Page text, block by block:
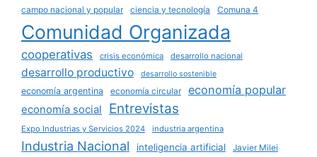
campo nacional y popular
ciencia y tecnología Comuna 4
Comunidad Organizada
cooperativas crisis económica desarrollo nacional
desarrollo productivo desarrollo sostenible
economía argentina economía circular economía popular
economía social Entrevistas
Expo Industrias y Servicios 2024 industria argentina
Industria Nacional inteligencia artificial Javier Milei